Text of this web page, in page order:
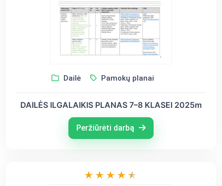
Dailė Pamokų planai
DAILĖS ILGALAIKIS PLANAS 7–8 KLASEI 2025m
Peržiūrėti darbą